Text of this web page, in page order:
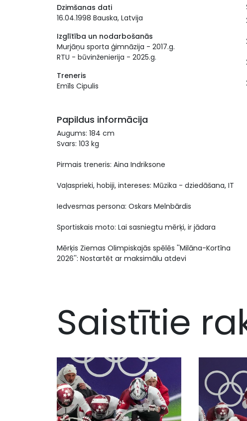
Dzimšanas dati
16.04.1998 Bauska, Latvija
Izglītība un nodarbošanās
Murjāņu sporta ģimnāzija - 2017.g.
RTU - būvinženierija - 2025.g.
Treneris
Emīls Cipulis
Papildus informācija
Augums: 184 cm
Svars: 103 kg
Pirmais treneris: Aina Indriksone
Vaļasprieki, hobiji, intereses: Mūzika - dziedāšana, IT
Iedvesmas persona: Oskars Melnbārdis
Sportiskais moto: Lai sasniegtu mērķi, ir jādara
Mērķis Ziemas Olimpiskajās spēlēs ''Milāna-Kortīna
2026'': Nostartēt ar maksimālu atdevi
Saistītie